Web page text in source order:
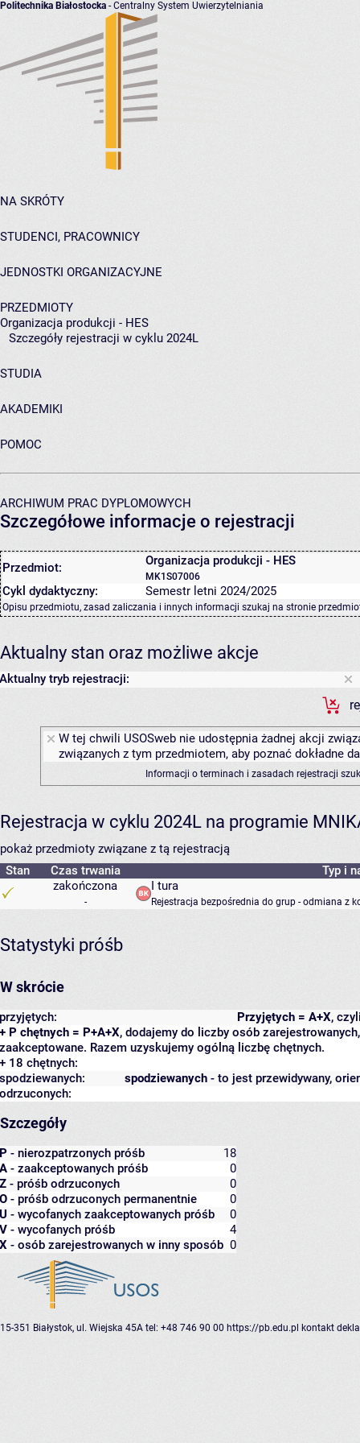
Politechnika Białostocka - Centralny System Uwierzytelniania
NA SKRÓTY
STUDENCI, PRACOWNICY
JEDNOSTKI ORGANIZACYJNE
PRZEDMIOTY
Organizacja produkcji - HES
Szczegóły rejestracji w cyklu 2024L
STUDIA
AKADEMIKI
POMOC
ARCHIWUM PRAC DYPLOMOWYCH
Szczegółowe informacje o rejestracji
Przedmiot: Organizacja produkcji - HES
MK1S07006
Cykl dydaktyczny: Semestr letni 2024/2025
Opisu przedmiotu, zasad zaliczania i innych informacji szukaj na stronie
Aktualny stan oraz możliwe akcje
Aktualny tryb rejestracji:
W tej chwili USOSweb nie udostępnia żadnej akcji
związanych z tym przedmiotem, aby poznać dokładne
Informacji o terminach i zasadach rejestracji
Rejestracja w cyklu 2024L na programie
pokaż przedmioty związane z tą rejestracją
Stan
Czas trwania
Typ i
zakończona
-
I tura
Rejestracja bezpośrednia do grup - odmiana z
Statystyki próśb
W skrócie
Przyjętych = A+X,
przyjętych:
+ P chętnych = P+A+X, dodajemy do liczby osób
zaakceptowane. Razem uzyskujemy ogólną liczbę chętnych.
+ 18 chętnych:
spodziewanych - to jest przewidywany,
spodziewanych:
odrzuconych:
Szczegóły
P - nierozpatrzonych próśb
18
A - zaakceptowanych próśb
0
Z - próśb odrzuconych
0
O - próśb odrzuconych permanentnie
0
U - wycofanych zaakceptowanych próśb
0
V - wycofanych próśb
4
X - osób zarejestrowanych w inny sposób 0
15-351 Białystok, ul. Wiejska 45A tel: +48 746 90 00 https://pb.edu.pl kontakt